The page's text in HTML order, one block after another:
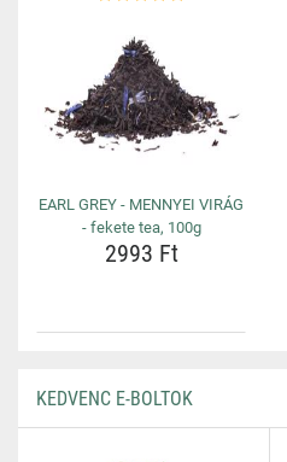
EARL GREY - MENNYEI VIRÁG
- fekete tea, 100g
2993 Ft
KEDVENC E-BOLTOK